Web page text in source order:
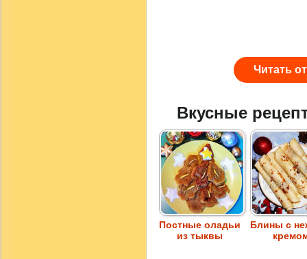
Читать
Вкусные
Постные оладьи
из тыквы
Блины с